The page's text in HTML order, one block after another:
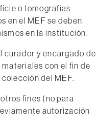
o tomografías
en el MEF se deben
en la institución.
curador y encargado de
con el fin de
del MEF.
fines (no para
autorización